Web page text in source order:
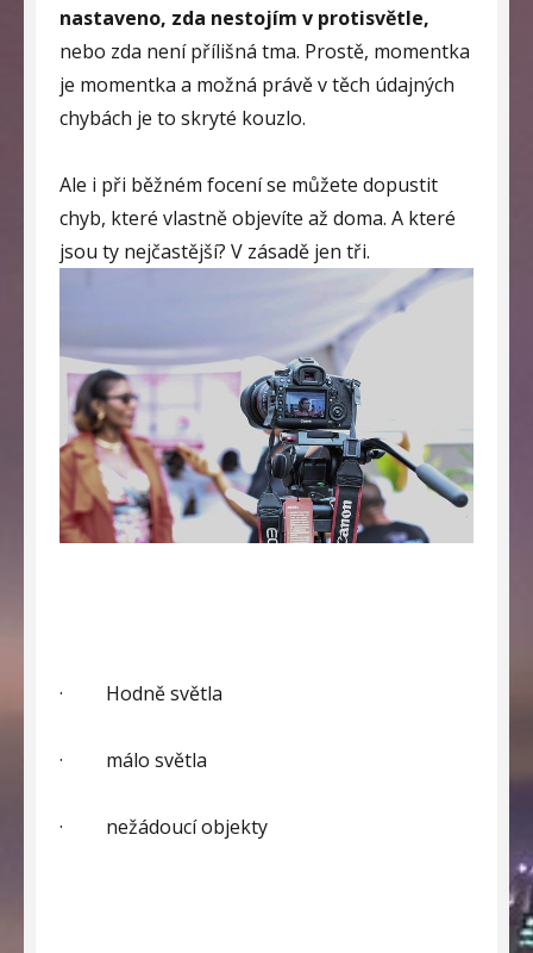
nastaveno, zda nestojím v protisvětle,
nebo zda není přílišná tma. Prostě, momentka
je momentka a možná právě v těch údajných
chybách je to skryté kouzlo.
Ale i při běžném focení se můžete dopustit
chyb, které vlastně objevíte až doma. A které
jsou ty nejčastější? V zásadě jen tři.
· Hodně světla
· málo světla
· nežádoucí objekty